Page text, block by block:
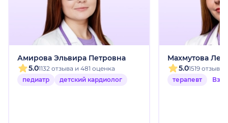
Амирова Эльвира Петровна
5.01132 отзыва и 481 оценка
педиатр
детский кардиолог
Махмутова
5.01519
терапевт